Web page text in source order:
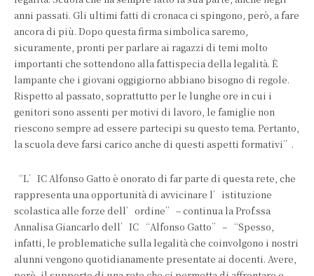
anni passati. Gli ultimi fatti di cronaca ci spingono, però, a fare
ancora di più. Dopo questa firma simbolica saremo,
sicuramente, pronti per parlare ai ragazzi di temi molto
importanti che sottendono alla fattispecia della legalità. È
lampante che i giovani oggigiorno abbiano bisogno di regole.
Rispetto al passato, soprattutto per le lunghe ore in cui i
genitori sono assenti per motivi di lavoro, le famiglie non
riescono sempre ad essere partecipi su questo tema. Pertanto,
la scuola deve farsi carico anche di questi aspetti formativi”.
“L’IC Alfonso Gatto è onorato di far parte di questa rete, che
rappresenta una opportunità di avvicinare l’istituzione
scolastica alle forze dell’ordine” – continua la Prof.ssa
Annalisa Giancarlo dell’IC “Alfonso Gatto” – “Spesso,
infatti, le problematiche sulla legalità che coinvolgono i nostri
alunni vengono quotidianamente presentate ai docenti. Avere,